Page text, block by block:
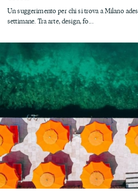
Un suggerimento per chi si trova a Milano
settimane. Tra arte, design, fo...